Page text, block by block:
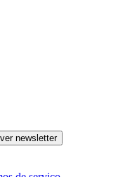
newsletter